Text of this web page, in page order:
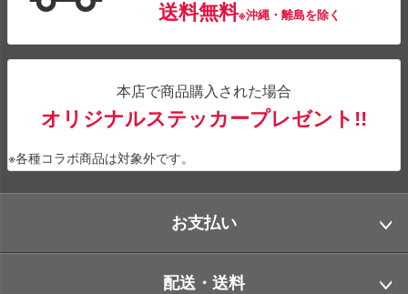
送料無料※沖縄・離島を除く
本店で商品購入された場合
オリジナルステッカープレゼント!!
※各種コラボ商品は対象外です。
お支払い
配送・送料